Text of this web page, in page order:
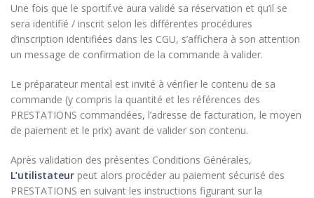
Une fois que le sportif.ve aura validé sa réservation et qu’il se
sera identifié / inscrit selon les différentes procédures
d’inscription identifiées dans les CGU, s’affichera à son attention
un message de confirmation de la commande à valider.
Le préparateur mental est invité à vérifier le contenu de sa
commande (y compris la quantité et les références des
PRESTATIONS commandées, l’adresse de facturation, le moyen
de paiement et le prix) avant de valider son contenu.
Après validation des présentes Conditions Générales,
L’utilistateur peut alors procéder au paiement sécurisé des
PRESTATIONS en suivant les instructions figurant sur la